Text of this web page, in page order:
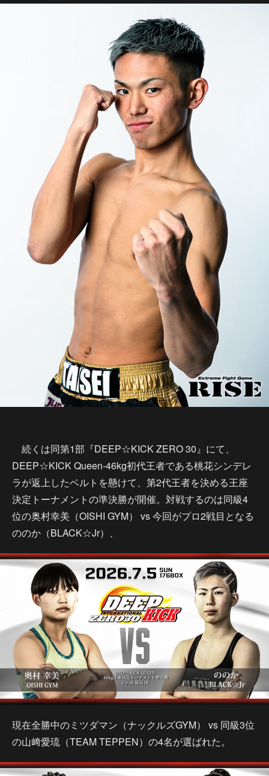
続くは同第1部『DEEP☆KICK ZERO 30』にて、
DEEP☆KICK Queen-46kg初代王者である桃花シンデレ
ラが返上したベルトを懸けて、第2代王者を決める王座
決定トーナメントの準決勝が開催。対戦するのは同級4
位の奥村幸美（OISHI GYM） vs 今回がプロ2戦目となる
ののか（BLACK☆Jr）、
現在全勝中のミツダマン（ナックルズGYM） vs 同級3位
の山﨑愛琉（TEAM TEPPEN）の4名が選ばれた。